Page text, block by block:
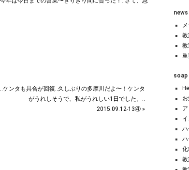
‥ケンタも具合が回復‥久しぶりの多摩川だよ〜！ケンタ
がうれしそうで、私がうれしい1日でした。‥
2015.09.12-13④ »
news
教
soap
ハ
化
教